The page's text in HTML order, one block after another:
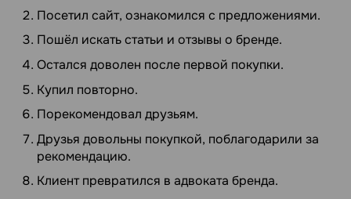
Посетил сайт, ознакомился с предложениями.
Пошёл искать статьи и отзывы о бренде.
Остался доволен после первой покупки.
Купил повторно.
Порекомендовал друзьям.
Друзья довольны покупкой, поблагодарили за
рекомендацию.
Клиент превратился в адвоката бренда.